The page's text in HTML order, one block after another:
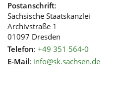
Postanschrift:
Sächsische Staatskanzlei
Archivstraße 1
01097 Dresden
Telefon: +49 351 564-0
E-Mail: info@sk.sachsen.de